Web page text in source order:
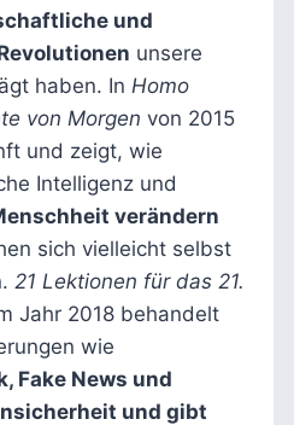
und
unsere
haben. In Homo
von Morgen von 2015
und zeigt, wie
Intelligenz und
verändern
sich vielleicht selbst
21 Lektionen für das 21.
Jahr 2018 behandelt
wie
Fake News und
und gibt